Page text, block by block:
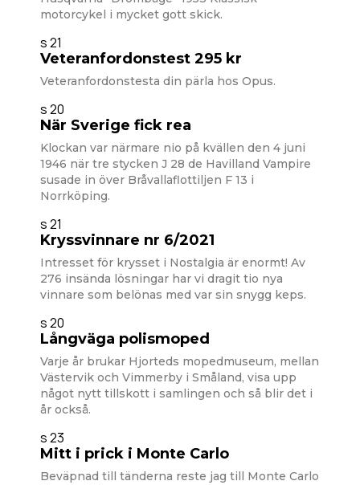
motorcykel i mycket gott skick.
s 21
Veteranfordonstest 295 kr
Veteranfordonstesta din pärla hos Opus.
s 20
När Sverige fick rea
Klockan var närmare nio på kvällen den 4 juni
1946 när tre stycken J 28 de Havilland Vampire
susade in över Bråvallaflottiljen F 13 i
Norrköping.
s 21
Kryssvinnare nr 6/2021
Intresset för krysset i Nostalgia är enormt! Av
276 insända lösningar har vi dragit tio nya
vinnare som belönas med var sin snygg keps.
s 20
Långväga polismoped
Varje år brukar Hjorteds mopedmuseum, mellan
Västervik och Vimmerby i Småland, visa upp
något nytt tillskott i samlingen och så blir det i
år också.
s 23
Mitt i prick i Monte Carlo
Beväpnad till tänderna reste jag till Monte Carlo